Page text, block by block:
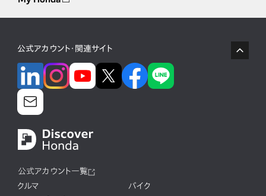
公式アカウント・関連サイト
公式アカウント一覧
クルマ
バイク